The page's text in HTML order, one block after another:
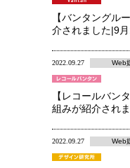
【バンタングル
介されました|9
2022.09.27 Web
【レコールバン
組みが紹介され
2022.09.27 Web